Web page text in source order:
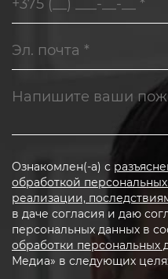
Ознакомлен(-а) с
обработкой
реализации,
в даче согласия и даю
персональных данных в
обработки персональных
Медиа» в следующих